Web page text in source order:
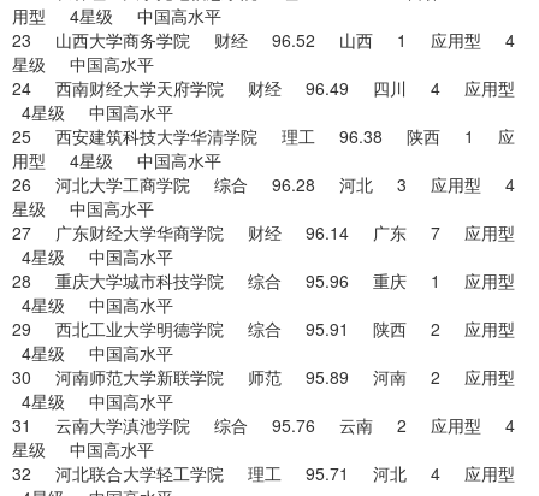
用型 4星级 中国高水平
23 山西大学商务学院 财经 96.52 山西 1 应用型 4
星级 中国高水平
24 西南财经大学天府学院 财经 96.49 四川 4 应用型
4星级 中国高水平
25 西安建筑科技大学华清学院 理工 96.38 陕西 1 应
用型 4星级 中国高水平
26 河北大学工商学院 综合 96.28 河北 3 应用型 4
星级 中国高水平
27 广东财经大学华商学院 财经 96.14 广东 7 应用型
4星级 中国高水平
28 重庆大学城市科技学院 综合 95.96 重庆 1 应用型
4星级 中国高水平
29 西北工业大学明德学院 综合 95.91 陕西 2 应用型
4星级 中国高水平
30 河南师范大学新联学院 师范 95.89 河南 2 应用型
4星级 中国高水平
31 云南大学滇池学院 综合 95.76 云南 2 应用型 4
星级 中国高水平
32 河北联合大学轻工学院 理工 95.71 河北 4 应用型